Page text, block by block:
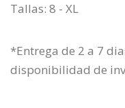
Tallas: 8 - XL
*Entrega de 2 a 7
disponibilidad de